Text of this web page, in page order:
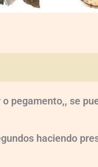
pegamento,, se
haciendo